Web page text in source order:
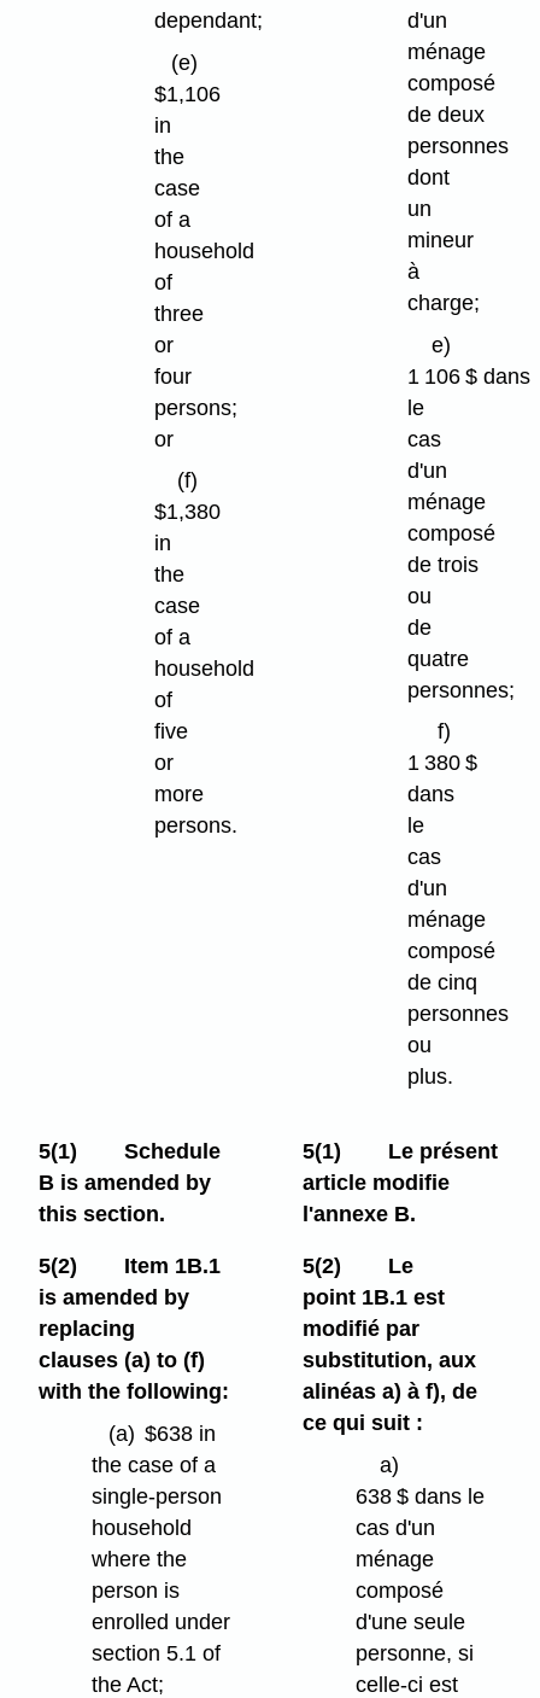
dependant;
(e)
$1,106
in
the
case
of a
household
of
three
or
four
persons;
or
(f)
$1,380
in
the
case
of a
household
of
five
or
more
persons.
d'un
ménage
composé
de deux
personnes
dont
un
mineur
à
charge;
e)
1 106 $ dans
le
cas
d'un
ménage
composé
de trois
ou
de
quatre
personnes;
f)
1 380 $
dans
le
cas
d'un
ménage
composé
de cinq
personnes
ou
plus.
5(1)
Schedule
B is amended by
this section.
5(1)
Le présent
article modifie
l'annexe B.
5(2)
Item 1B.1
is amended by
replacing
clauses (a) to (f)
with the following:
(a) $638 in
the case of a
single-person
household
where the
person is
enrolled under
section 5.1 of
the Act;
5(2)
Le
point 1B.1 est
modifié par
substitution, aux
alinéas a) à f), de
ce qui suit :
a)
638 $ dans le
cas d'un
ménage
composé
d'une seule
personne, si
celle-ci est